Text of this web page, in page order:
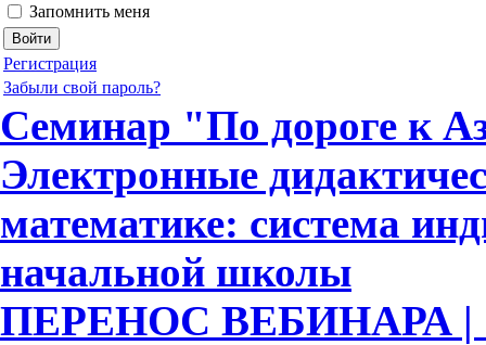
Запомнить меня
Регистрация
Забыли свой пароль?
Семинар "По дороге к
Электронные
математике: система
начальной школы
ПЕРЕНОС ВЕБИНАРА |